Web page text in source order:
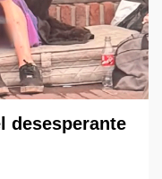
desesperante